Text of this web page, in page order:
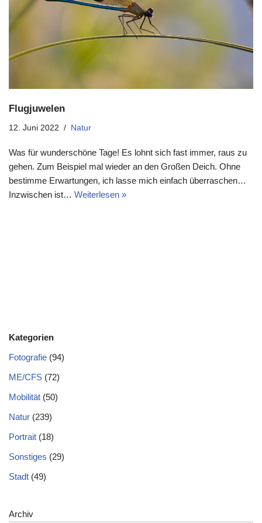
Flugjuwelen
12. Juni 2022 Natur
Was für wunderschöne Tage! Es lohnt sich fast immer, raus zu
gehen. Zum Beispiel mal wieder an den Großen Deich. Ohne
bestimme Erwartungen, ich lasse mich einfach überraschen…
Inzwischen ist… Weiterlesen »
Kategorien
Fotografie (94)
ME/CFS (72)
Mobilität (50)
Natur (239)
Portrait (18)
Sonstiges (29)
Stadt (49)
Archiv